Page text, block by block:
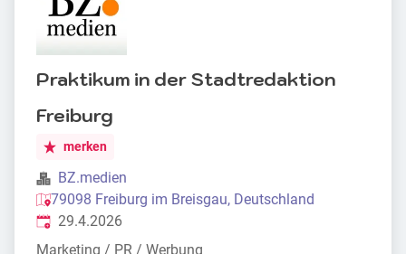
Praktikum in der Stadtredaktion
Freiburg
merken
BZ.medien
79098 Freiburg im Breisgau, Deutschland
Veröffentlicht
29.4.2026
Marketing / PR / Werbung